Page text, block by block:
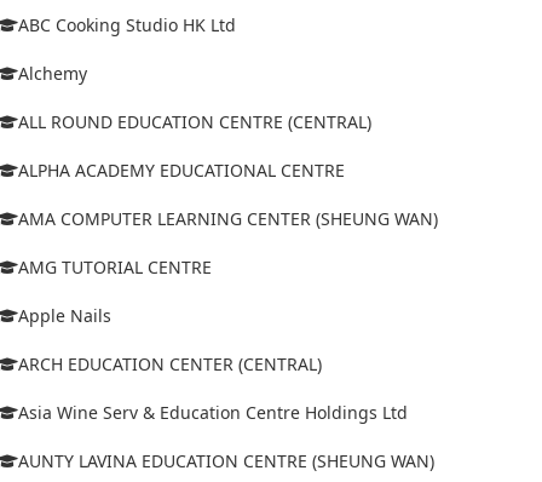
ABC Cooking Studio HK Ltd
Alchemy
ALL ROUND EDUCATION CENTRE (CENTRAL)
ALPHA ACADEMY EDUCATIONAL CENTRE
AMA COMPUTER LEARNING CENTER (SHEUNG WAN)
AMG TUTORIAL CENTRE
Apple Nails
ARCH EDUCATION CENTER (CENTRAL)
Asia Wine Serv & Education Centre Holdings Ltd
AUNTY LAVINA EDUCATION CENTRE (SHEUNG WAN)